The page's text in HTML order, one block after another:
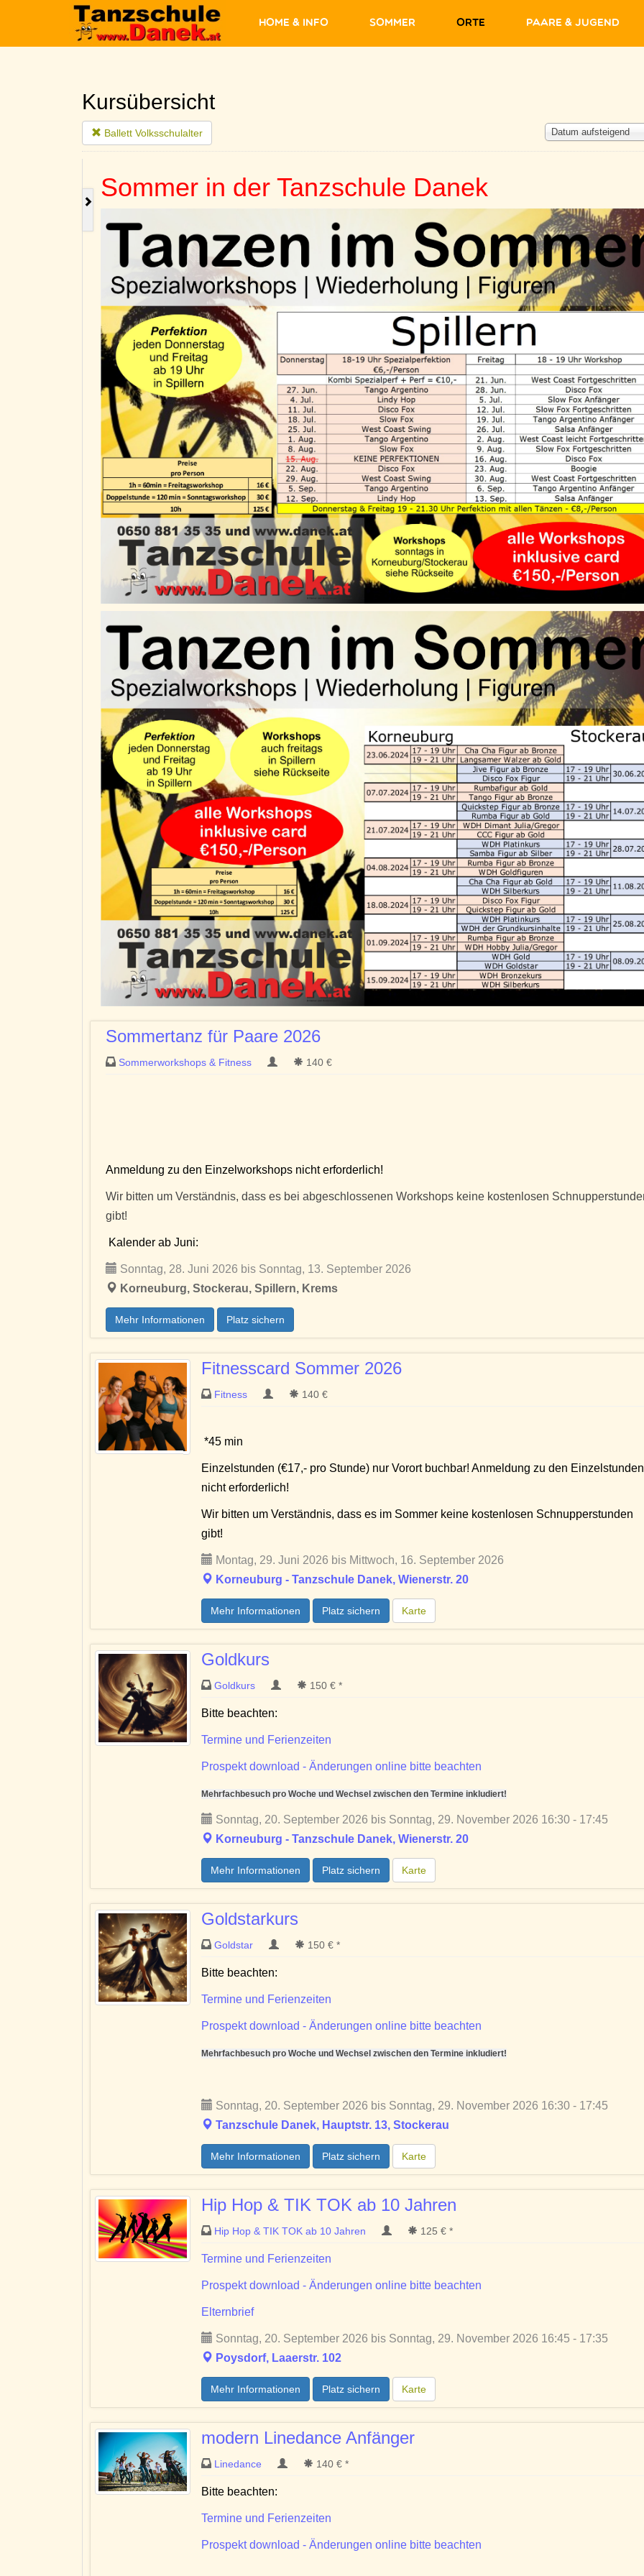
Home & Info Sommer Orte Paare & Jugend
Kursübersicht
Ballett Volksschulalter Datum aufsteigend
Sommer in der Tanzschule Danek
Sommertanz für Paare 2026
Sommerworkshops & Fitness 140 €
Anmeldung zu den Einzelworkshops nicht erforderlich!
Wir bitten um Verständnis, dass es bei abgeschlossenen Workshops keine kostenlosen
gibt!
Kalender ab Juni:
Sonntag, 28. Juni 2026 bis Sonntag, 13. September 2026
Korneuburg, Stockerau, Spillern, Krems
Mehr Informationen Platz sichern
Fitnesscard Sommer 2026
Fitness 140 €
*45 min
Einzelstunden (€17,- pro Stunde) nur Vorort buchbar! Anmeldung zu den Einzelstunden
nicht erforderlich!
Wir bitten um Verständnis, dass es im Sommer keine kostenlosen Schnupperstunden
gibt!
Montag, 29. Juni 2026 bis Mittwoch, 16. September 2026
Korneuburg - Tanzschule Danek, Wienerstr. 20
Mehr Informationen Platz sichern Karte
Goldkurs
Goldkurs 150 € *
Bitte beachten:
Termine und Ferienzeiten
Prospekt download - Änderungen online bitte beachten
Mehrfachbesuch pro Woche und Wechsel zwischen den Termine inkludiert!
Sonntag, 20. September 2026 bis Sonntag, 29. November 2026 16:30 - 17:45
Korneuburg - Tanzschule Danek, Wienerstr. 20
Mehr Informationen Platz sichern Karte
Goldstarkurs
Goldstar 150 € *
Bitte beachten:
Termine und Ferienzeiten
Prospekt download - Änderungen online bitte beachten
Mehrfachbesuch pro Woche und Wechsel zwischen den Termine inkludiert!
Sonntag, 20. September 2026 bis Sonntag, 29. November 2026 16:30 - 17:45
Tanzschule Danek, Hauptstr. 13, Stockerau
Mehr Informationen Platz sichern Karte
Hip Hop & TIK TOK ab 10 Jahren
Hip Hop & TIK TOK ab 10 Jahren 125 € *
Termine und Ferienzeiten
Prospekt download - Änderungen online bitte beachten
Elternbrief
Sonntag, 20. September 2026 bis Sonntag, 29. November 2026 16:45 - 17:35
Poysdorf, Laaerstr. 102
Mehr Informationen Platz sichern Karte
modern Linedance Anfänger
Linedance 140 € *
Bitte beachten:
Termine und Ferienzeiten
Prospekt download - Änderungen online bitte beachten